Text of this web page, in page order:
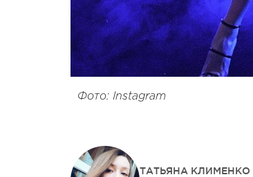
Фото: Instagram
ТАТЬЯНА КЛИМЕНКО